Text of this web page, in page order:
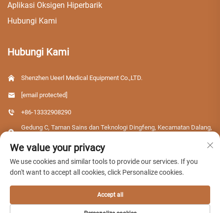
Aplikasi Oksigen Hiperbarik
Hubungi Kami
Hubungi Kami
Shenzhen Ueerl Medical Equipment Co.,LTD.
[email protected]
+86-13332908290
Gedung C, Taman Sains dan Teknologi Dingfeng, Kecamatan Dalang,
Kebijakan Privasi
We value your privacy
We use cookies and similar tools to provide our services. If you
don't want to accept all cookies, click Personalize cookies.
Accept all